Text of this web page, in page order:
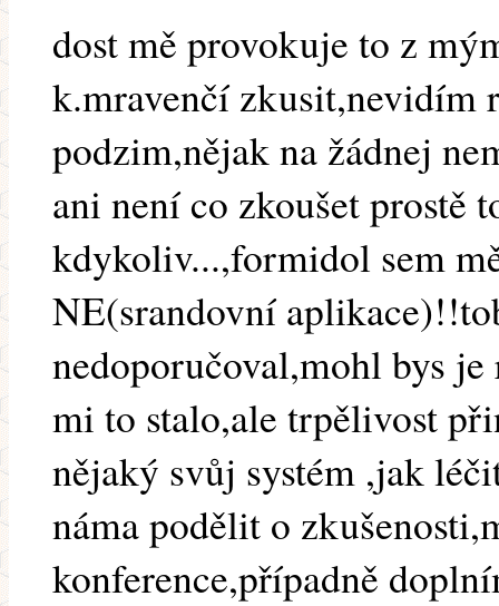
dost mě provokuje to z
k.mravenčí zkusit,nevidím
podzim,nějak na žádnej
ani není co zkoušet prostě
kdykoliv...,formidol sem
NE(srandovní
nedoporučoval,mohl bys
mi to stalo,ale trpělivost
nějaký svůj systém ,jak
náma podělit o
konference,případně